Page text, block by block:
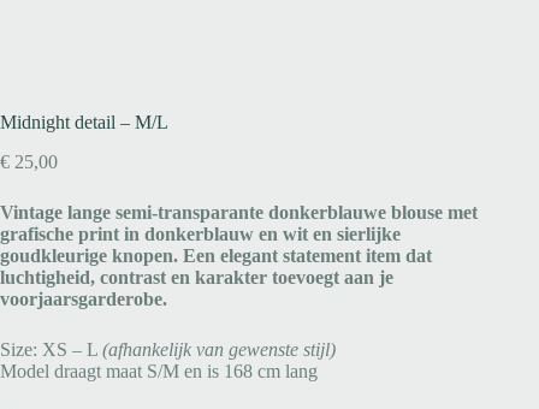
Midnight detail – M/L
€ 25,00
Vintage lange semi-transparante donkerblauwe blouse met
grafische print in donkerblauw en wit en sierlijke
goudkleurige knopen. Een elegant statement item dat
luchtigheid, contrast en karakter toevoegt aan je
voorjaarsgarderobe.
Size: XS – L (afhankelijk van gewenste stijl)
Model draagt maat S/M en is 168 cm lang